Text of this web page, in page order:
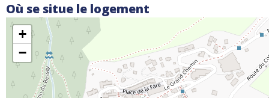
Où se situe le logement
+
−